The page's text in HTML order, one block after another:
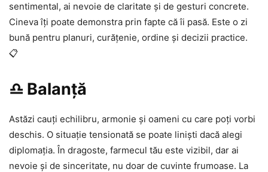
sentimental, ai nevoie de claritate și de gesturi concrete.
Cineva îți poate demonstra prin fapte că îi pasă. Este o zi
bună pentru planuri, curățenie, ordine și decizii practice.
📋
♎ Balanță
Astăzi cauți echilibru, armonie și oameni cu care poți vorbi
deschis. O situație tensionată se poate liniști dacă alegi
diplomația. În dragoste, farmecul tău este vizibil, dar ai
nevoie și de sinceritate, nu doar de cuvinte frumoase. La